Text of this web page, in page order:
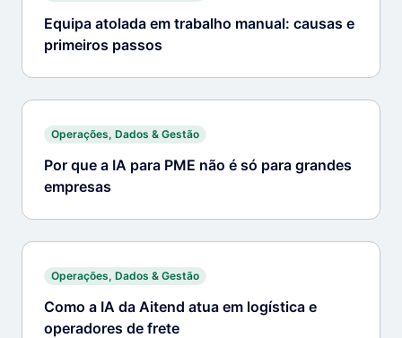
Equipa atolada em trabalho manual: causas e
primeiros passos
Operações, Dados & Gestão
Por que a IA para PME não é só para grandes
empresas
Operações, Dados & Gestão
Como a IA da Aitend atua em logística e
operadores de frete